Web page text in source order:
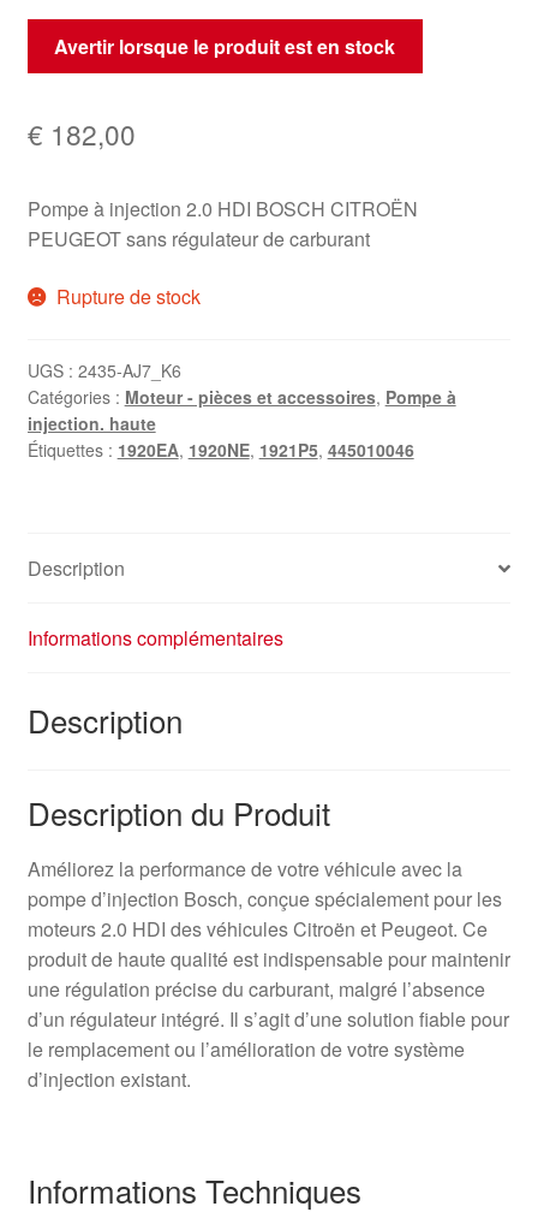
Avertir lorsque le produit est en stock
€ 182,00
Pompe à injection 2.0 HDI BOSCH CITROËN
PEUGEOT sans régulateur de carburant
Rupture de stock
UGS : 2435-AJ7_K6
Catégories : Moteur - pièces et accessoires, Pompe à
injection. haute
Étiquettes : 1920EA, 1920NE, 1921P5, 445010046
Description
Informations complémentaires
Description
Description du Produit
Améliorez la performance de votre véhicule avec la
pompe d’injection Bosch, conçue spécialement pour les
moteurs 2.0 HDI des véhicules Citroën et Peugeot. Ce
produit de haute qualité est indispensable pour maintenir
une régulation précise du carburant, malgré l’absence
d’un régulateur intégré. Il s’agit d’une solution fiable pour
le remplacement ou l’amélioration de votre système
d’injection existant.
Informations Techniques